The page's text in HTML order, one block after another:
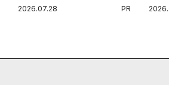
UTMB」。本戦を夢見るラン
2026.07.28 PR
体メ